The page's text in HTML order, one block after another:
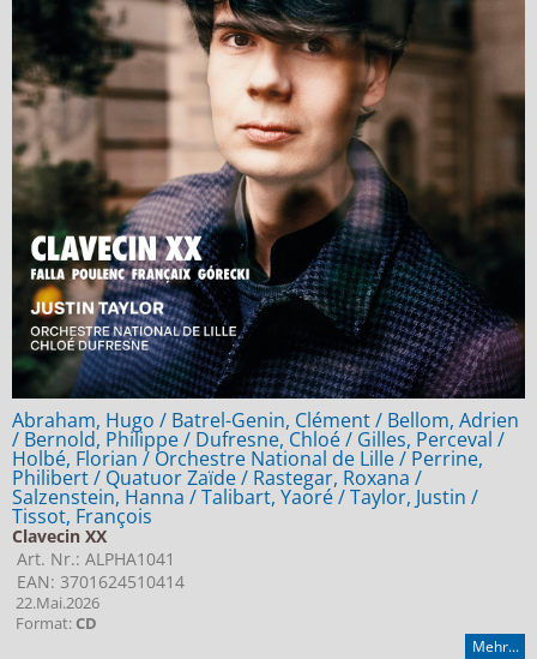
Abraham, Hugo / Batrel-Genin, Clément / Bellom, Adrien
/ Bernold, Philippe / Dufresne, Chloé / Gilles, Perceval /
Holbé, Florian / Orchestre National de Lille / Perrine,
Philibert / Quatuor Zaïde / Rastegar, Roxana /
Salzenstein, Hanna / Talibart, Yaoré / Taylor, Justin /
Tissot, François
Clavecin XX
Art. Nr.: ALPHA1041
EAN: 3701624510414
22.Mai.2026
Format:CD
Mehr...